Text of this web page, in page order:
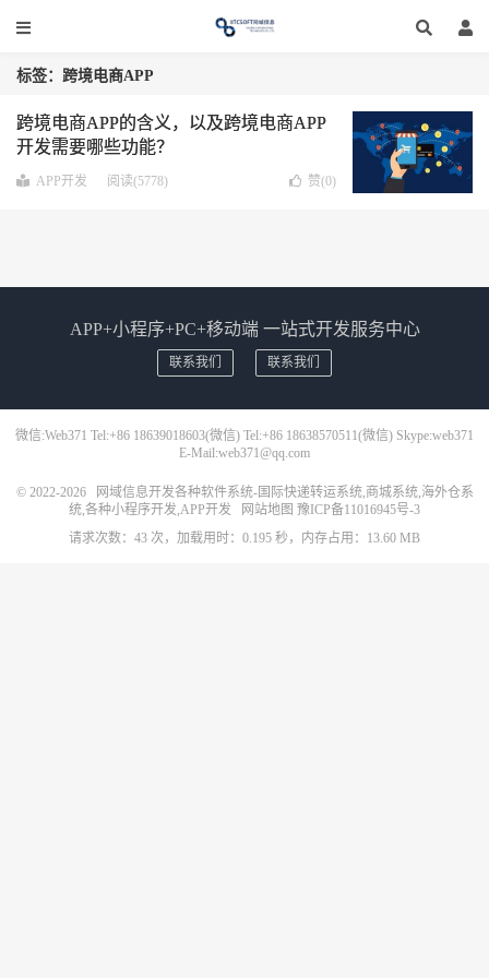
标签：跨境电商APP
跨境电商APP的含义，以及跨境电商APP
开发需要哪些功能？
APP开发 阅读(5778) 赞(0)
APP+小程序+PC+移动端 一站式开发服务中心
联系我们 联系我们
微信:Web371 Tel:+86 18639018603(微信) Tel:+86 18638570511(微信) Skype:web371
E-Mail:web371@qq.com
© 2022-2026
网域信息开发各种软件系统-国际快递转运系统,商城系统,海外仓系
统,各种小程序开发,APP开发
网站地图 豫ICP备11016945号-3
请求次数：43 次，加载用时：0.195 秒，内存占用：13.60 MB